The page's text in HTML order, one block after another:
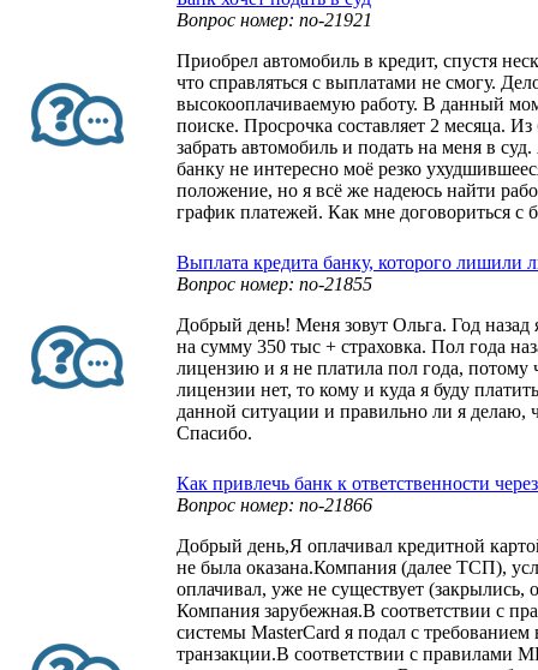
Вопрос номер: no-21921
Приобрел автомобиль в кредит, спустя
что справляться с выплатами не смогу.
высокооплачиваемую работу. В данный
поиске. Просрочка составляет 2 месяца. Из
забрать автомобиль и подать на меня в
банку не интересно моё резко
положение, но я всё же надеюсь найти
график платежей. Как мне договориться с
Выплата кредита банку, которого лишили
Вопрос номер: no-21855
Добрый день! Меня зовут Ольга. Год назад
на сумму 350 тыс + страховка. Пол года
лицензию и я не платила пол года, потому
лицензии нет, то кому и куда я буду
данной ситуации и правильно ли я делаю,
Спасибо.
Как привлечь банк к ответственности
Вопрос номер: no-21866
Добрый день,Я оплачивал кредитной
не была оказана.Компания (далее ТСП),
оплачивал, уже не существует
Компания зарубежная.В соответствии с
системы MasterCard я подал с требованием
транзакции.В соответствии с правилами